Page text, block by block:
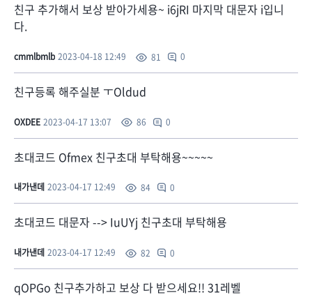
친구 추가해서 보상 받아가세용~ i6jRI 마지막 대문자 i입니
다.
cmmlbmlb 2023-04-18 12:49 81 0
친구등록 해주실분 ㅜOldud
OXDEE 2023-04-17 13:07 86 0
초대코드 Ofmex 친구초대 부탁해용~~~~~
내가낸데 2023-04-17 12:49 84 0
초대코드 대문자 --> IuUYj 친구초대 부탁해용
내가낸데 2023-04-17 12:49 82 0
qOPGo 친구추가하고 보상 다 받으세요!! 31레벨